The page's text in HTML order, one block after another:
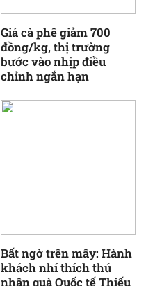
Giá cà phê giảm 700
đồng/kg, thị trường
bước vào nhịp điều
chỉnh ngắn hạn
Bất ngờ trên mây: Hành
khách nhí thích thú
nhận quà Quốc tế Thiếu